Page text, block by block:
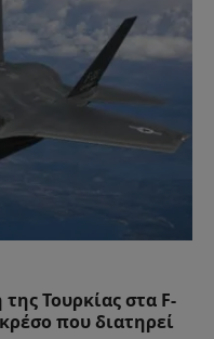
Τουρκίας στα F-
που διατηρεί